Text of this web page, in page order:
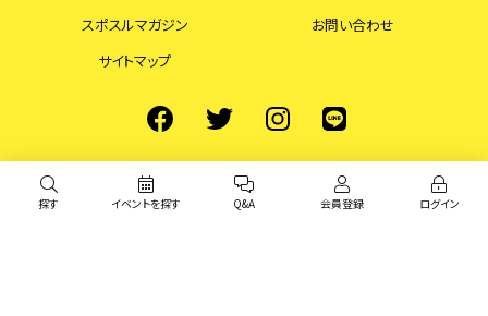
スポスルマガジン
お問い合わせ
サイトマップ
探す イベントを探す Q&A 会員登録 ログイン